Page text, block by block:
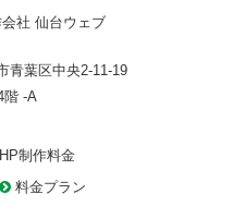
青葉区中央2-11-19
階 -A
HP制作料金
料金プラン